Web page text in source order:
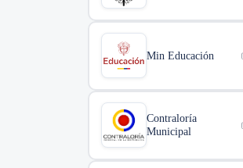
Min Educación
Contraloría
Municipal